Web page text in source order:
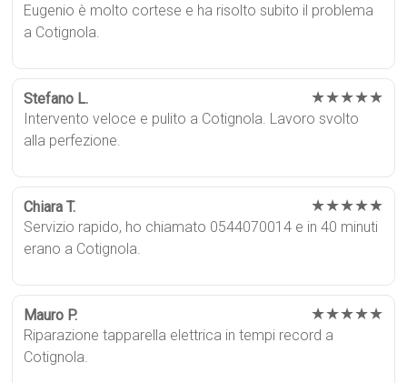
Eugenio è molto cortese e ha risolto subito il problema
a Cotignola.
Stefano L. ★★★★★
Intervento veloce e pulito a Cotignola. Lavoro svolto
alla perfezione.
Chiara T. ★★★★★
Servizio rapido, ho chiamato 0544070014 e in 40 minuti
erano a Cotignola.
Mauro P. ★★★★★
Riparazione tapparella elettrica in tempi record a
Cotignola.